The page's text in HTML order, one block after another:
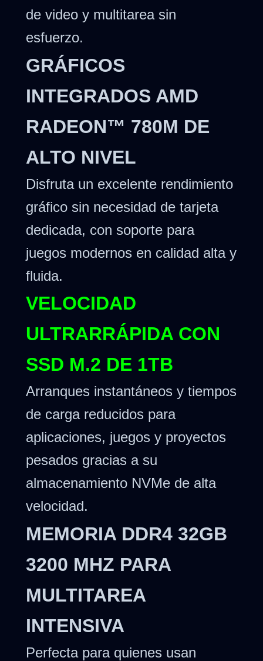
de video y multitarea sin
esfuerzo.
GRÁFICOS
INTEGRADOS AMD
RADEON™ 780M DE
ALTO NIVEL
Disfruta un excelente rendimiento
gráfico sin necesidad de tarjeta
dedicada, con soporte para
juegos modernos en calidad alta y
fluida.
VELOCIDAD
ULTRARRÁPIDA CON
SSD M.2 DE 1TB
Arranques instantáneos y tiempos
de carga reducidos para
aplicaciones, juegos y proyectos
pesados gracias a su
almacenamiento NVMe de alta
velocidad.
MEMORIA DDR4 32GB
3200 MHZ PARA
MULTITAREA
INTENSIVA
Perfecta para quienes usan